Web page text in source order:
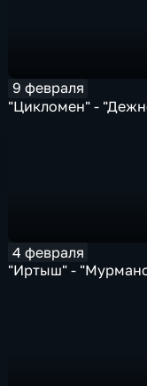
9 февраля
"Цикломен" -
4 февраля
"Иртыш" -